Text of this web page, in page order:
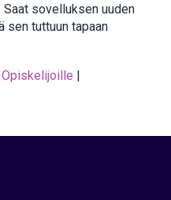
sovelluksen uuden
sen tuttuun tapaan
Opiskelijoille